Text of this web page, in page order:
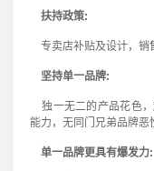
扶持政策:
专卖店补贴及设计，销
坚持单一品牌:
独一无二的产品花色
能力，无同门兄弟品牌恶
单一品牌更具有爆发力: